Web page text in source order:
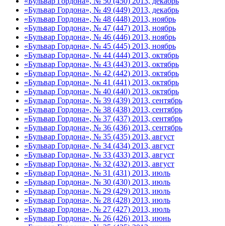
«Бульвар Гордона», № 49 (449) 2013, декабрь
«Бульвар Гордона», № 48 (448) 2013, ноябрь
«Бульвар Гордона», № 47 (447) 2013, ноябрь
«Бульвар Гордона», № 46 (446) 2013, ноябрь
«Бульвар Гордона», № 45 (445) 2013, ноябрь
«Бульвар Гордона», № 44 (444) 2013, октябрь
«Бульвар Гордона», № 43 (443) 2013, октябрь
«Бульвар Гордона», № 42 (442) 2013, октябрь
«Бульвар Гордона», № 41 (441) 2013, октябрь
«Бульвар Гордона», № 40 (440) 2013, октябрь
«Бульвар Гордона», № 39 (439) 2013, сентябрь
«Бульвар Гордона», № 38 (438) 2013, сентябрь
«Бульвар Гордона», № 37 (437) 2013, сентябрь
«Бульвар Гордона», № 36 (436) 2013, сентябрь
«Бульвар Гордона», № 35 (435) 2013, август
«Бульвар Гордона», № 34 (434) 2013, август
«Бульвар Гордона», № 33 (433) 2013, август
«Бульвар Гордона», № 32 (432) 2013, август
«Бульвар Гордона», № 31 (431) 2013, июль
«Бульвар Гордона», № 30 (430) 2013, июль
«Бульвар Гордона», № 29 (429) 2013, июль
«Бульвар Гордона», № 28 (428) 2013, июль
«Бульвар Гордона», № 27 (427) 2013, июль
«Бульвар Гордона», № 26 (426) 2013, июнь